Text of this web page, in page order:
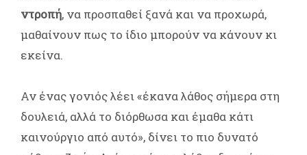
ντροπή, να προσπαθεί ξανά και να προχωρά,
μαθαίνουν πως το ίδιο μπορούν να κάνουν κι
εκείνα.
Αν ένας γονιός λέει «έκανα λάθος σήμερα στη
δουλειά, αλλά το διόρθωσα και έμαθα κάτι
καινούργιο από αυτό», δίνει το πιο δυνατό